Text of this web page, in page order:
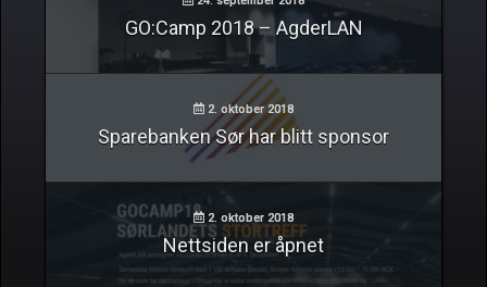
GO:Camp 2018 – AgderLAN
2. oktober 2018
Sparebanken Sør har blitt sponsor
2. oktober 2018
Nettsiden er åpnet